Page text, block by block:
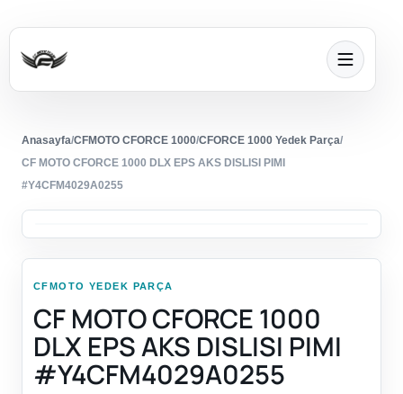
Anasayfa/CFMOTO CFORCE 1000/CFORCE 1000 Yedek Parça/
CF MOTO CFORCE 1000 DLX EPS AKS DISLISI PIMI
#Y4CFM4029A0255
CFMOTO YEDEK PARÇA
CF MOTO CFORCE 1000
DLX EPS AKS DISLISI PIMI
#Y4CFM4029A0255